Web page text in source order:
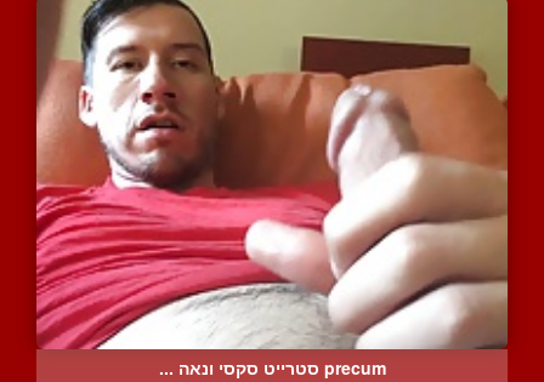
precum סטרייט סקסי ונאה ...